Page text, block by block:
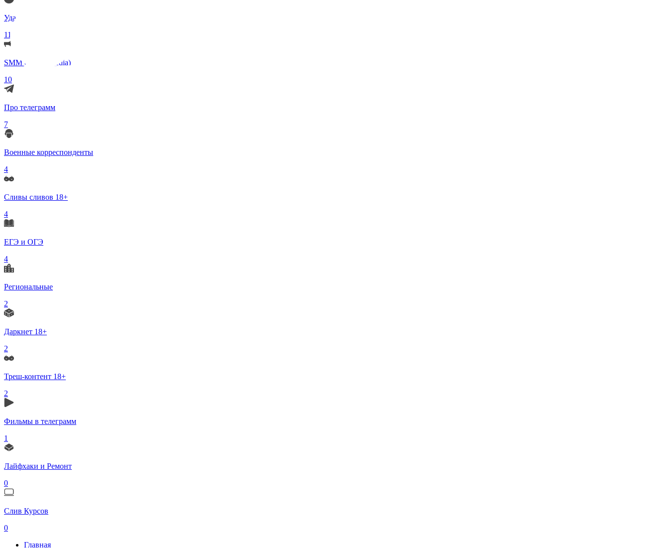
Удаленка (Работа)
11
SMM (Social Media)
10
Про телеграмм
7
Военные корреспонденты
4
Сливы сливов 18+
4
ЕГЭ и ОГЭ
4
Региональные
2
Даркнет 18+
2
Треш-контент 18+
2
Фильмы в телеграмм
1
Лайфхаки и Ремонт
0
Слив Курсов
0
Главная